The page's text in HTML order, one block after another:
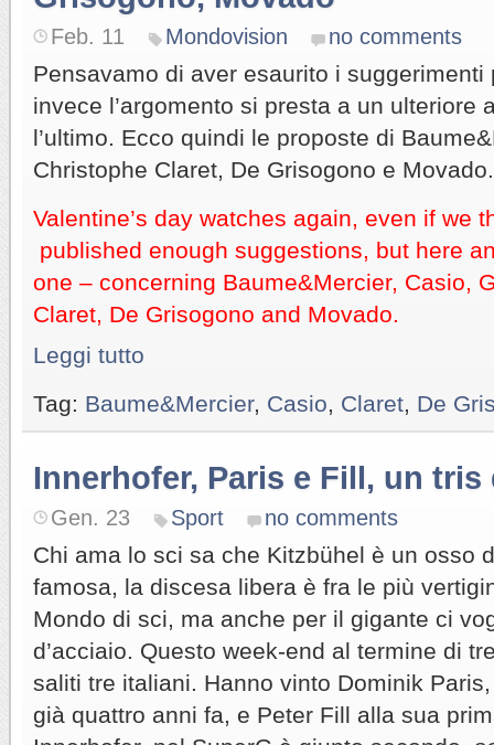
Feb. 11 Mondovision no comments
Pensavamo di aver esaurito i suggerimenti
invece l’argomento si presta a un ulteriore
l’ultimo. Ecco quindi le proposte di
Christophe Claret, De Grisogono e Movado.
Valentine’s day watches again, even if we
published enough suggestions, but here
one – concerning Baume&Mercier, Casio,
Claret, De Grisogono and Movado
Leggi tutto
Tag: Baume&Mercier, Casio Claret De
Innerhofer, Paris e Fill, un
Gen. 23 Sport no comments
Chi ama lo sci sa che Kitzbühel è un osso
famosa, la discesa libera è fra le più
Mondo di sci, ma anche per il gigante ci
d’acciaio. Questo week-end al termine di
saliti tre italiani. Hanno vinto Dominik
già quattro anni fa, e Peter Fill alla sua